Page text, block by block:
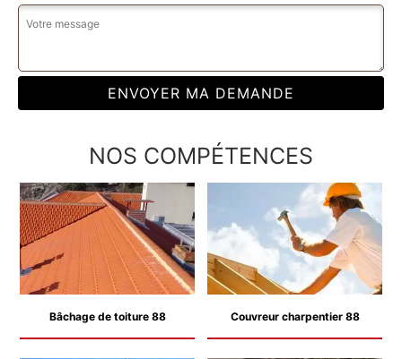
NOS COMPÉTENCES
Bâchage de toiture 88 Couvreur charpentier 88